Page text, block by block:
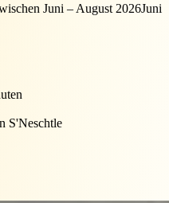
Juni – August 2026Juni
S'Neschtle